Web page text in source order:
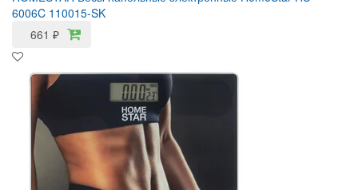
6006C 110015-SK
661 ₽